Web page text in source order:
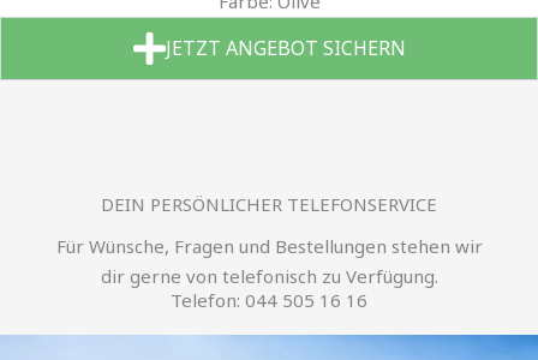
JETZT ANGEBOT SICHERN
DEIN PERSÖNLICHER TELEFONSERVICE
Für Wünsche, Fragen und Bestellungen stehen wir
dir gerne von telefonisch zu Verfügung.
Telefon: 044 505 16 16